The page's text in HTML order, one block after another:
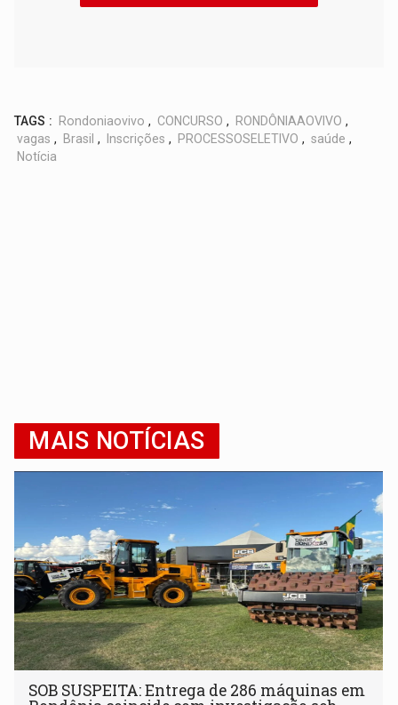
TAGS : Rondoniaovivo , CONCURSO , RONDÔNIAAOVIVO ,
vagas , Brasil , Inscrições , PROCESSOSELETIVO , saúde ,
Notícia
MAIS NOTÍCIAS
SOB SUSPEITA: Entrega de 286 máquinas em